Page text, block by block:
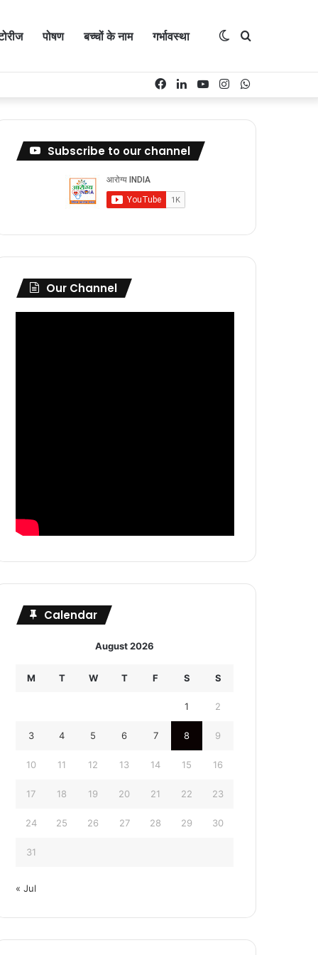
पोषण बच्चों के नाम गर्भावस्था Search
Switch
Instagram
YouTube
LinkedIn
Facebook
Subscribe to our channel
Our Channel
Calendar
August 2026
M T W T F S S
1 2
3 4 5 6 7 8 9
10 11 12 13 14 15 16
17 18 19 20 21 22 23
24 25 26 27 28 29 30
31
« Jul